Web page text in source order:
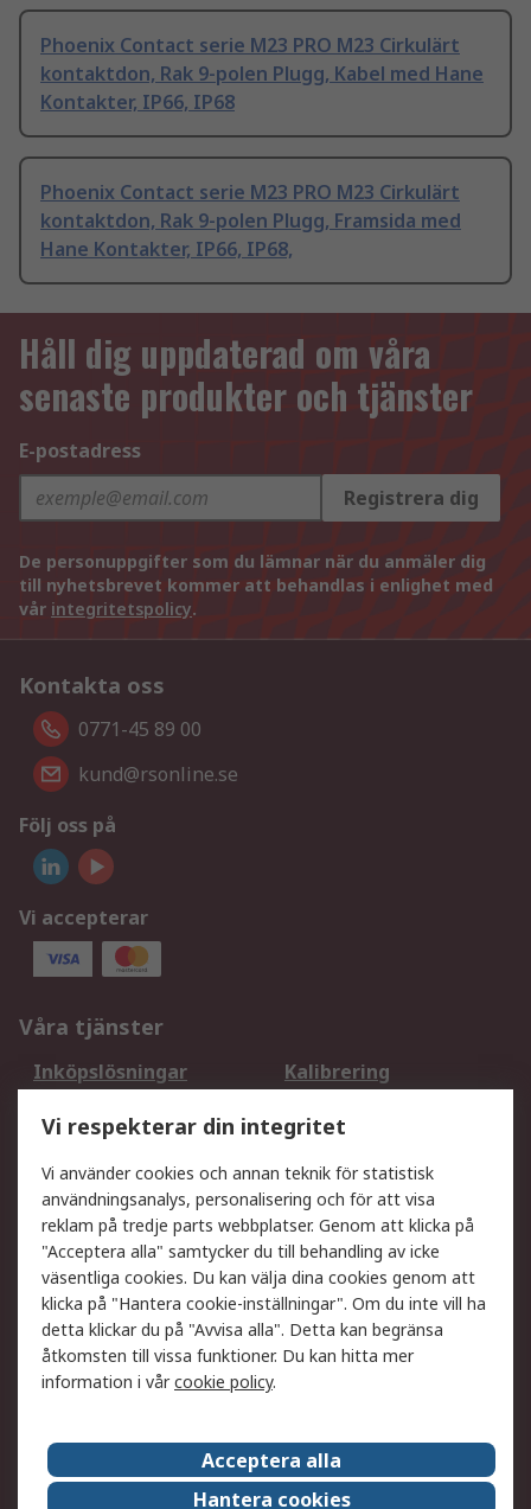
Phoenix Contact serie M23 PRO M23 Cirkulärt
kontaktdon, Rak 9-polen Plugg, Kabel med Hane
Kontakter, IP66, IP68
Phoenix Contact serie M23 PRO M23 Cirkulärt
kontaktdon, Rak 9-polen Plugg, Framsida med
Hane Kontakter, IP66, IP68,
Håll dig uppdaterad om våra
senaste produkter och tjänster
E-postadress
Registrera dig
De personuppgifter som du lämnar när du anmäler dig
till nyhetsbrevet kommer att behandlas i enlighet med
vår integritetspolicy.
Kontakta oss
0771-45 89 00
kund@rsonline.se
Följ oss på
Vi accepterar
Våra tjänster
Inköpslösningar
Kalibrering
DesignSpark
Teknisk Support
Ditt lokala säljteam
Exportlösningar
Support
Få hjälp
Retur av varor
Leverans
Spåra din order
Begär en fakturakopi
Fördelar med RS-konto
Betalningsalternativ
Om RS
Försäljningsvillkor
Vi respekterar din integritet
Vi använder cookies och annan teknik för statistisk
användningsanalys, personalisering och för att visa
reklam på tredje parts webbplatser. Genom att klicka på
"Acceptera alla" samtycker du till behandling av icke
väsentliga cookies. Du kan välja dina cookies genom att
klicka på "Hantera cookie-inställningar". Om du inte vill ha
detta klickar du på "Avvisa alla". Detta kan begränsa
åtkomsten till vissa funktioner. Du kan hitta mer
information i vårcookie policy.
Acceptera alla
Hantera cookies